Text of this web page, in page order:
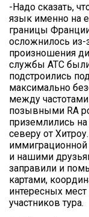
-Надо сказать,
язык именно на
границы
осложнилось из-
произношения
службы ATC
подстроились
максимально
между
позывными RA
приземлились
северу от
иммиграционной
и нашими
заправили и
картами,
интересных
участников тура.